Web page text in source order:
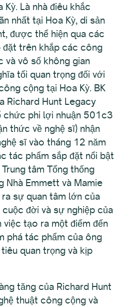
Là nhà điêu khắc
nhất tại Hoa Kỳ, di sản
được thể hiện qua các
trên khắp các công
và vô số không gian
tối quan trọng đối với
cộng tại Hoa Kỳ. BK
Richard Hunt Legacy
chức phi lợi nhuận 501c3
thức về nghệ sĩ) nhận
sĩ vào tháng 12 năm
tác phẩm sắp đặt nổi bật
tâm Tổng thống
Nhà Emmett và Mamie
sự quan tâm lớn của
đời và sự nghiệp của
việc tạo ra một điểm đến
phá tác phẩm của ông
quan trọng và kịp
tăng của Richard Hunt
thuật công cộng và